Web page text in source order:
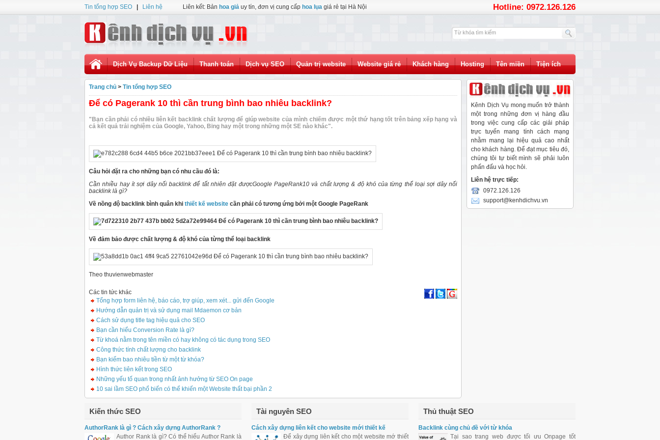
Tin tổng hợp SEO Liên hệ Liên kết: Bản hoa giả uy tín, đơn vị cung cấp hoa lụa giá rẻ tại Hà Nội Hotline: 0972.126.126
Dịch Vụ Backup Dữ Liệu Thanh toán Dịch vụ SEO Quản trị website Website giá rẻ Khách hàng Hosting Tên miền Tiện ích
Trang chủ > Tin tổng hợp SEO
Để có Pagerank 10 thì cần trung bình bao nhiêu backlink?
"Bạn cần phải có nhiều liên kết backlink chất lượng để giúp website của mình chiếm được một thứ hạng tốt trên bảng xếp hạng và
cả kết quả trải nghiệm của Google, Yahoo, Bing hay một trong những một SE nào khác".
Câu hỏi đặt ra cho những bạn có nhu cầu đó là:
Cần nhiều hay ít sợi dây nối backlink để tất nhiên đặt đượcGoogle PageRank10 và chất lượng & độ khó của từng thể loại sợi dây nối
backlink là gì?
Về nồng độ backlink bình quân khi thiết kế website cần phải có tương ứng bởi một Google PageRank
Về đảm bảo được chất lượng & độ khó của từng thể loại backlink
Theo thuvienwebmaster
Các tin tức khác
Tổng hợp form liên hệ, báo cáo, trợ giúp, xem xét... gửi đến Google
Hướng dẫn quản trị và sử dụng mail Mdaemon cơ bản
Cách sử dụng title tag hiệu quả cho SEO
Bạn cần hiểu Conversion Rate là gì?
Từ khoá nằm trong tên miền có hay không có tác dụng trong SEO
Công thức tính chất lượng cho backlink
Bạn kiếm bao nhiêu tiền từ một từ khóa?
Hình thức liên kết trong SEO
Những yếu tố quan trong nhất ảnh hưởng từ SEO On page
10 sai lầm SEO phổ biến có thể khiến một Website thất bại phần 2
Kênh Dịch Vụ mong muốn trở thành
một trong những đơn vị hàng đầu
trong việc cung cấp các giải pháp
trực tuyến mang tính cách mạng
nhằm mang lại hiệu quả cao nhất
cho khách hàng. Để đạt mục tiêu đó,
chúng tôi tự biết mình sẽ phải luôn
phấn đấu và học hỏi.
Liên hệ trực tiếp:
0972.126.126
support@kenhdichvu.vn
Kiến thức SEO
AuthorRank là gì ? Cách xây dựng AuthorRank ?
Author Rank là gì? Có thể hiểu Author Rank là
Tài nguyên SEO
Cách xây dựng liên kết cho website mới thiết kế
Để xây dựng liên kết cho một website mớ thiết
Thủ thuật SEO
Backlink cùng chủ đề với từ khóa
Tại sao trang web được tối ưu Onpage tốt